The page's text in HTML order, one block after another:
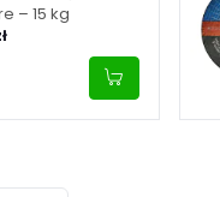
– 15 kg